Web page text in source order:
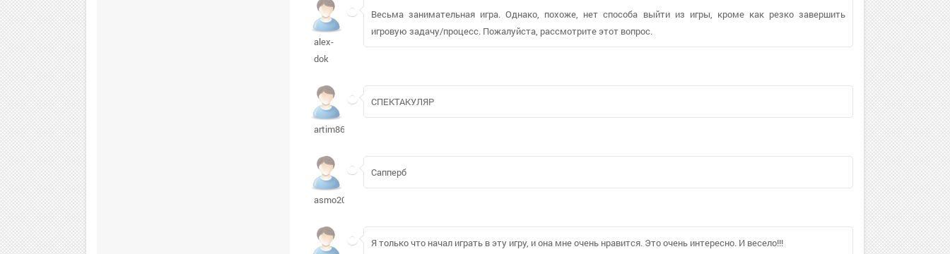
alex-
dok
Весьма занимательная игра. Однако, похоже, нет способа выйти из игры, кроме как резко завершить
игровую задачу/процесс. Пожалуйста, рассмотрите этот вопрос.
artim86
СПЕКТАКУЛЯР
asmo2009605
Сапперб
Я только что начал играть в эту игру, и она мне очень нравится. Это очень интересно. И весело!!!